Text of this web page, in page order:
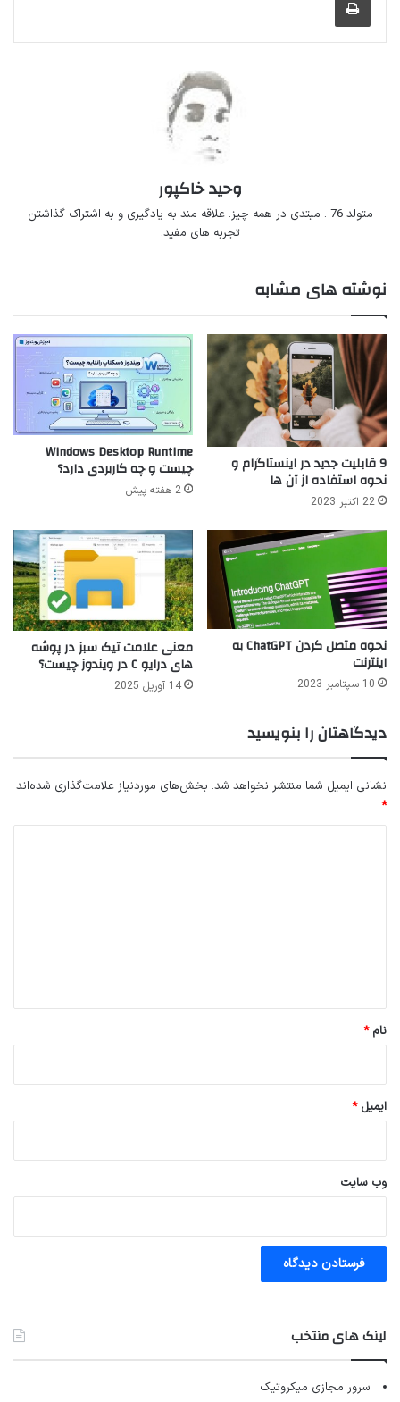
وحید خاکپور
متولد 76 . مبتدی در همه چیز. علاقه مند به یادگیری و به اشتراک گذاشتن
تجربه های مفید.
نوشته های مشابه
9 قابلیت جدید در اینستاگرام و
نحوه استفاده از آن ها
22 اکتبر 2023
Windows Desktop Runtime
چیست و چه کاربردی دارد؟
2 هفته پیش
نحوه متصل کردن ChatGPT به
اینترنت
10 سپتامبر 2023
معنی علامت تیک سبز در پوشه
های درایو C در ویندوز چیست؟
14 آوریل 2025
دیدگاهتان را بنویسید
نشانی ایمیل شما منتشر نخواهد شد. بخش‌های موردنیاز علامت‌گذاری شده‌اند
*
نام*
ایمیل*
وب‌ سایت
لینک های منتخب
سرور مجازی میکروتیک